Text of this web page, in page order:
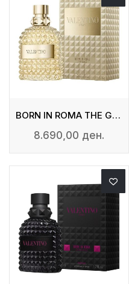
BORN IN ROMA THE GOLD UOMO
8.690,00 ден.